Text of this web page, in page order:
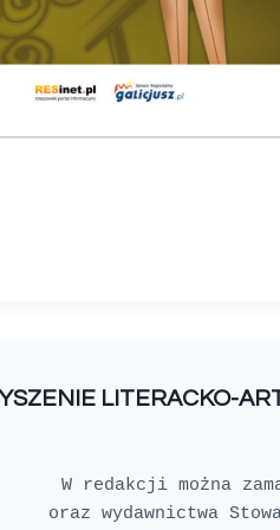
LITERACKO-
W redakcji można
oraz wydawnictwa